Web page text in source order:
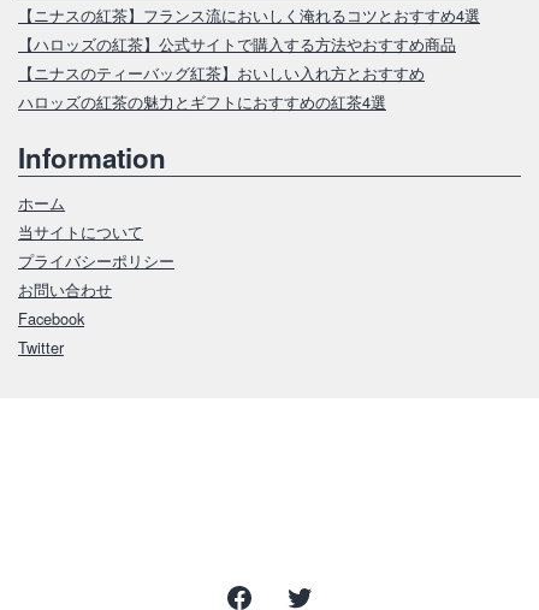
【ニナスの紅茶】フランス流においしく淹れるコツとおすすめ4選
【ハロッズの紅茶】公式サイトで購入する方法やおすすめ商品
【ニナスのティーバッグ紅茶】おいしい入れ方とおすすめ
ハロッズの紅茶の魅力とギフトにおすすめの紅茶4選
Information
ホーム
当サイトについて
プライバシーポリシー
お問い合わせ
Facebook
Twitter
Facebook